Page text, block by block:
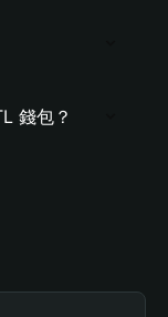
錢包？